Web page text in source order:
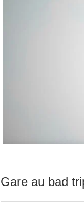
Gare au bad